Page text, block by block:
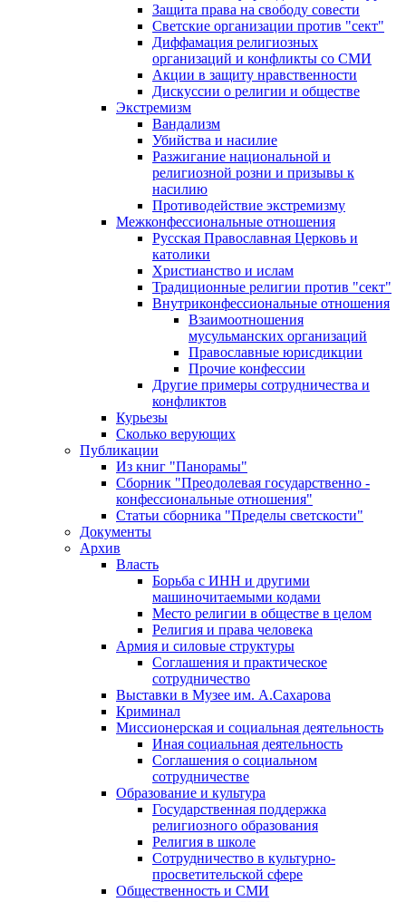
Защита права на свободу совести
Светские организации против "сект"
Диффамация религиозных
организаций и конфликты со СМИ
Акции в защиту нравственности
Дискуссии о религии и обществе
Экстремизм
Вандализм
Убийства и насилие
Разжигание национальной и
религиозной розни и призывы к
насилию
Противодействие экстремизму
Межконфессиональные отношения
Русская Православная Церковь и
католики
Христианство и ислам
Традиционные религии против "сект"
Внутриконфессиональные отношения
Взаимоотношения
мусульманских организаций
Православные юрисдикции
Прочие конфессии
Другие примеры сотрудничества и
конфликтов
Курьезы
Сколько верующих
Публикации
Из книг "Панорамы"
Сборник "Преодолевая государственно -
конфессиональные отношения"
Статьи сборника "Пределы светскости"
Документы
Архив
Власть
Борьба с ИНН и другими
машиночитаемыми кодами
Место религии в обществе в целом
Религия и права человека
Армия и силовые структуры
Соглашения и практическое
сотрудничество
Выставки в Музее им. А.Сахарова
Криминал
Миссионерская и социальная деятельность
Иная социальная деятельность
Соглашения о социальном
сотрудничестве
Образование и культура
Государственная поддержка
религиозного образования
Религия в школе
Сотрудничество в культурно-
просветительской сфере
Общественность и СМИ